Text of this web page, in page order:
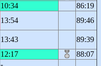
10:34
86:19
13:54 89:46
13:43
89:39
12:17
88:07
-